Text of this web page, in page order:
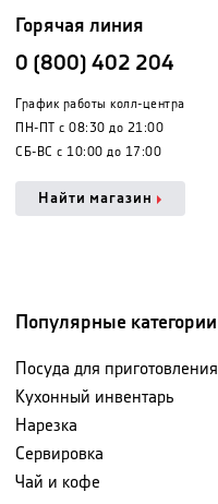
Горячая линия
0 (800) 402 204
График работы колл-центра
ПН-ПТ с 08:30 до 21:00
СБ-ВС с 10:00 до 17:00
Найти магазин
Популярные категории
Посуда для приготовления
Кухонный инвентарь
Нарезка
Сервировка
Чай и кофе